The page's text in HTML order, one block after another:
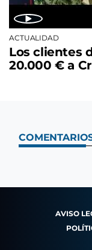
ACTUALIDAD
Los clientes
20.000 € a
AVISO